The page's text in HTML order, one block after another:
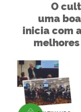
O
uma boa
inicia com
melhores